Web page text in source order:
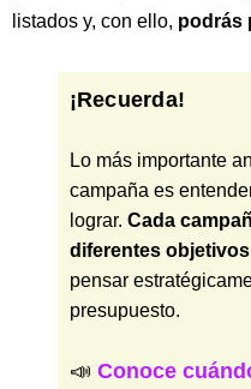
listados y, con ello, podrás
¡Recuerda!
Lo más importante
campaña es
lograr. Cada
diferentes objetivos
pensar
presupuesto.
📣 Conoce